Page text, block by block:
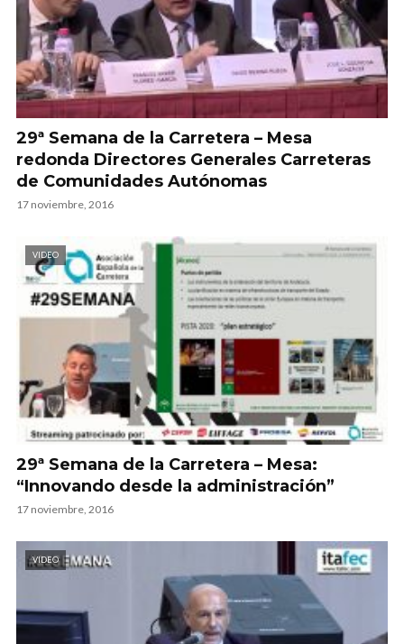
29ª Semana de la Carretera – Mesa
redonda Directores Generales Carreteras
de Comunidades Autónomas
17 noviembre, 2016
VIDEO
29ª Semana de la Carretera – Mesa:
“Innovando desde la administración”
17 noviembre, 2016
VIDEO